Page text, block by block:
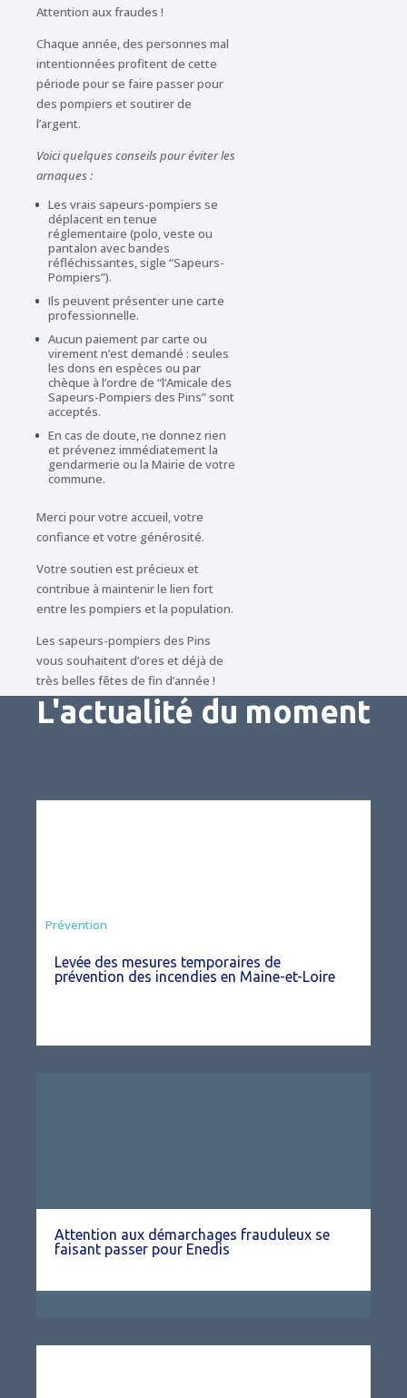
Attention aux fraudes !
Chaque année, des personnes mal
intentionnées profitent de cette
période pour se faire passer pour
des pompiers et soutirer de
l’argent.
Voici quelques conseils pour éviter les
arnaques :
Les vrais sapeurs-pompiers se
déplacent en tenue
réglementaire (polo, veste ou
pantalon avec bandes
réfléchissantes, sigle “Sapeurs-
Pompiers”).
Ils peuvent présenter une carte
professionnelle.
Aucun paiement par carte ou
virement n’est demandé : seules
les dons en espèces ou par
chèque à l’ordre de “l’Amicale des
Sapeurs-Pompiers des Pins” sont
acceptés.
En cas de doute, ne donnez rien
et prévenez immédiatement la
gendarmerie ou la Mairie de votre
commune.
Merci pour votre accueil, votre
confiance et votre générosité.
Votre soutien est précieux et
contribue à maintenir le lien fort
entre les pompiers et la population.
Les sapeurs-pompiers des Pins
vous souhaitent d’ores et déjà de
très belles fêtes de fin d’année !
L'actualité du moment
Préfecture
Prévention
Levée des mesures temporaires de
prévention des incendies en Maine-et-Loire
Attention aux démarchages frauduleux se
faisant passer pour Enedis